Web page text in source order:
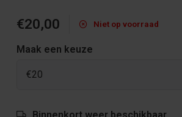
€20,00 Niet op voorraad
Maak een keuze
€20